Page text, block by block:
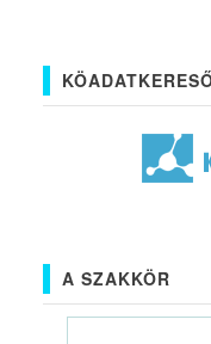
A SZAKKÖR